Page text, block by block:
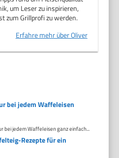
um Leser zu inspirieren,
zum Grillprofi zu werden.
Erfahre mehr über Oliver
bei jedem Waffeleisen
bei jedem Waffeleisen ganz einfach...
Rezepte für ein